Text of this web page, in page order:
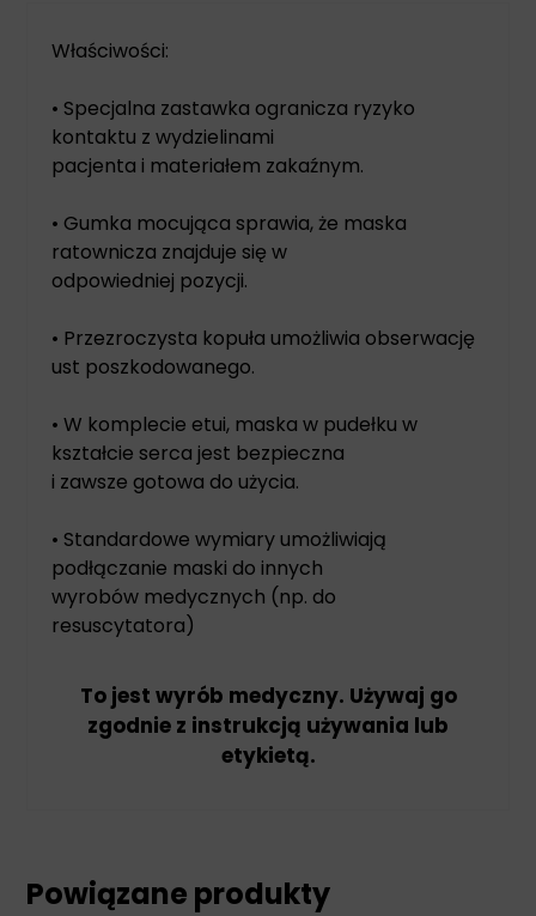
Właściwości:
• Specjalna zastawka ogranicza ryzyko
kontaktu z wydzielinami
pacjenta i materiałem zakaźnym.
• Gumka mocująca sprawia, że maska
ratownicza znajduje się w
odpowiedniej pozycji.
• Przezroczysta kopuła umożliwia obserwację
ust poszkodowanego.
• W komplecie etui, maska w pudełku w
kształcie serca jest bezpieczna
i zawsze gotowa do użycia.
• Standardowe wymiary umożliwiają
podłączanie maski do innych
wyrobów medycznych (np. do
resuscytatora)
To jest wyrób medyczny. Używaj go
zgodnie z instrukcją używania lub
etykietą.
Powiązane produkty